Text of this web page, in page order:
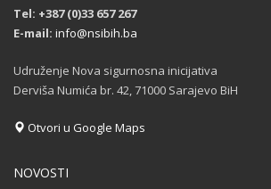
Tel: +387 (0)33 657 267
E-mail: info@nsibih.ba
Udruženje Nova sigurnosna inicijativa
Derviša Numića br. 42, 71000 Sarajevo BiH
Otvori u Google Maps
NOVOSTI